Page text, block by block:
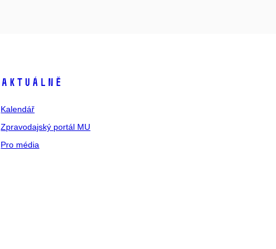
Aktuálně
Kalendář
Zpravodajský portál MU
Pro média